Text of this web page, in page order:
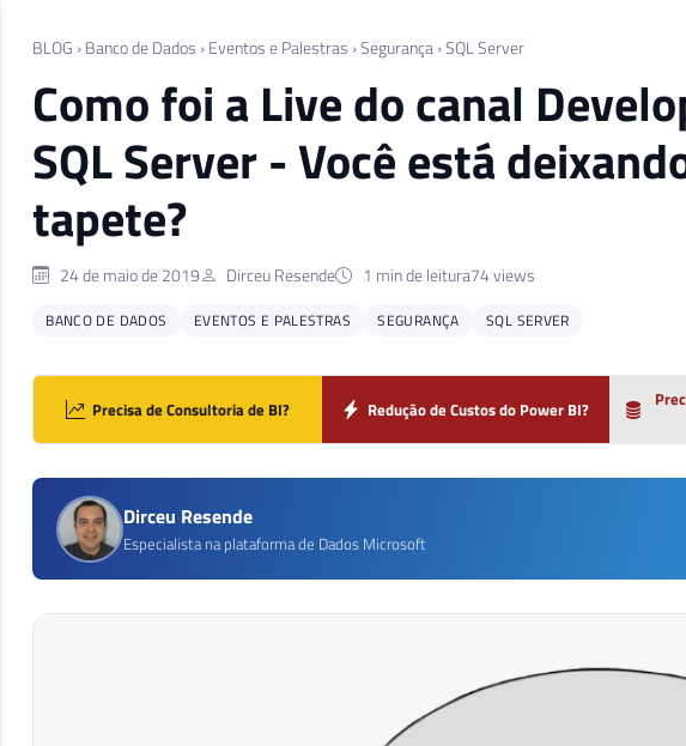
BLOG › Banco de Dados › Eventos e Palestras ›Segurança ›SQL Server
Como foi a Live do canal
SQL Server - Você está
tapete?
24 de maio de 2019 Dirceu Resende 1 min de leitura74 views
BANCO DE DADOS EVENTOS E PALESTRAS SEGURANÇA SQL SERVER
Precisa de Consultoria de BI? Redução de Custos do Power BI?
Dirceu Resende
Especialista na plataforma de Dados Microsoft